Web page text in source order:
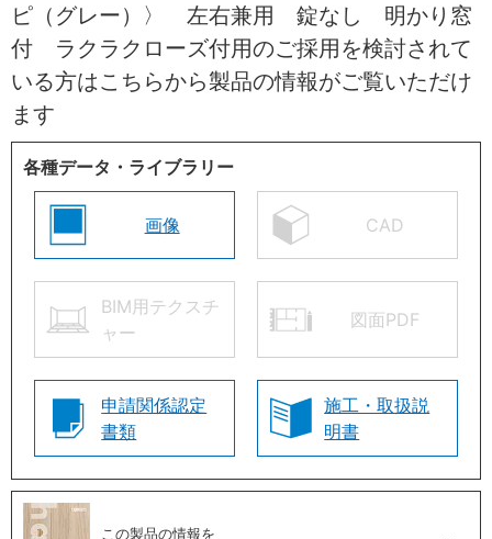
ピ（グレー）〉 左右兼用 錠なし 明かり窓
付 ラクラクローズ付用のご採用を検討されて
いる方はこちらから製品の情報がご覧いただけ
ます
各種データ・ライブラリー
画像 CAD
BIM用テクスチ
ャー
図面PDF
申請関係認定
書類
施工・取扱説
明書
この製品の情報を